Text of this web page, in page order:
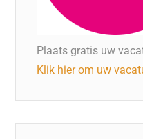
Plaats gratis uw
Klik hier om uw